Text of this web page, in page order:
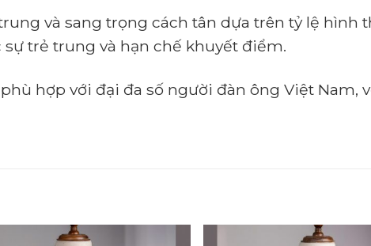
và sang trọng cách tân dựa trên tỷ lệ
trẻ trung và hạn chế khuyết điểm.
phù hợp với đại đa số người đàn ông Việt